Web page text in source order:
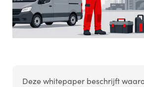
Deze whitepaper beschrijft